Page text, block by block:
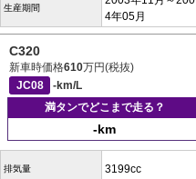
生産期間
4年05月
C320
新車時価格610万円(税抜)
JC08
-km/L
満タンでどこまで走る？
-km
排気量 3199cc